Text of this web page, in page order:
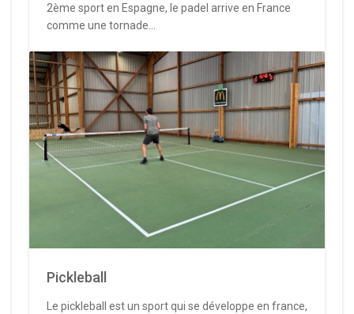
2ème sport en Espagne, le padel arrive en France
comme une tornade...
Pickleball
Le pickleball est un sport qui se développe en france,